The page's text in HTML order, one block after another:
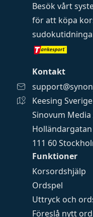
Funktioner
Korsordshjälp
Ordspel
Uttryck och
Föreslå nytt ord
Besök vårt
för att köpa
Kontakt
Keesing
Sinovum Media
111 60